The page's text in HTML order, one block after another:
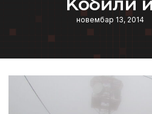
новембар 13, 2014